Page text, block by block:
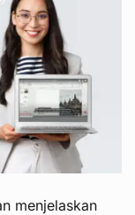
menjelaskan